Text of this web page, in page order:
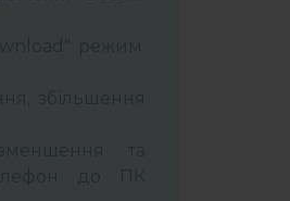
режим.
збільшення